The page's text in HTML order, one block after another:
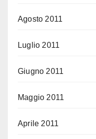
Agosto 2011
Luglio 2011
Giugno 2011
Maggio 2011
Aprile 2011